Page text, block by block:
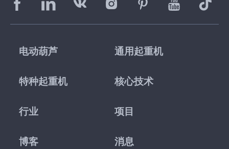
电动葫芦 通用起重机
特种起重机 核心技术
行业 项目
博客 消息